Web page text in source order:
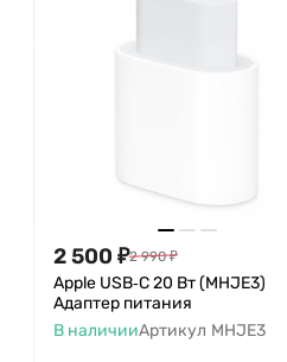
2 500 ₽2 990 ₽
Apple USB‑C 20 Вт (MHJE3)
Адаптер питания
В наличииАртикул MHJE3